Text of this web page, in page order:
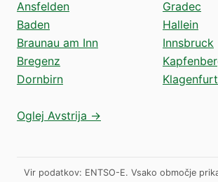
Ansfelden
Baden
Braunau am Inn
Bregenz
Dornbirn
Gradec
Hallein
Innsbruck
Klagenfurt
Oglej Avstrija →
Vir podatkov: ENTSO-E. Vsako območje